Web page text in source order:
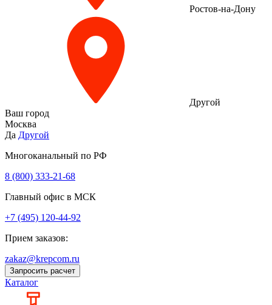
Ростов-на-Дону
Другой
Ваш город
Москва
Да Другой
Многоканальный по РФ
8 (800) 333‑21-68
Главный офис в МСК
+7 (495) 120-44-92
Прием заказов:
zakaz@krepcom.ru
Запросить расчет
Каталог